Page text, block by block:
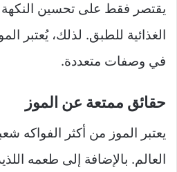
يقتصر فقط على تحسين النكهة
الغذائية للطبق. لذلك، يُعتبر
في وصفات متعددة.
حقائق ممتعة عن الموز
يعتبر الموز من أكثر الفواكه
العالم. بالإضافة إلى طعمه